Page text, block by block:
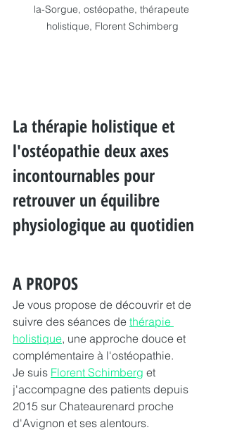
la-Sorgue, ostéopathe, thérapeute
holistique, Florent Schimberg
La thérapie holistique et
l'ostéopathie deux axes
incontournables pour
retrouver un équilibre
physiologique au quotidien
A PROPOS
Je vous propose de découvrir et de
suivre des séances de thérapie
holistique, une approche douce et
complémentaire à l'ostéopathie.
Je suis Florent Schimberg et
j'accompagne des patients depuis
2015 sur Chateaurenard proche
d'Avignon et ses alentours.